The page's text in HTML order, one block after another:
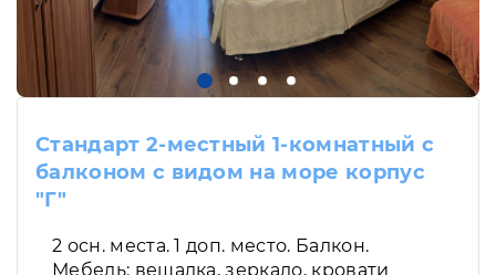
Стандарт 2-местный 1-комнатный с
балконом с видом на море корпус
"Г"
2 осн. места. 1 доп. место. Балкон.
Мебель: вешалка, зеркало, кровати